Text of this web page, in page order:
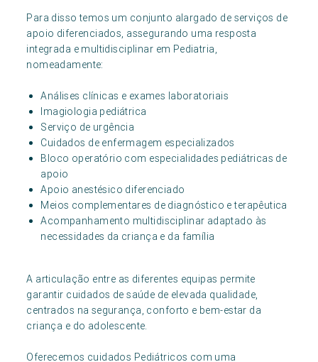
Para disso temos um conjunto alargado de serviços de
apoio diferenciados, assegurando uma resposta
integrada e multidisciplinar em Pediatria,
nomeadamente:
Análises clínicas e exames laboratoriais
Imagiologia pediátrica
Serviço de urgência
Cuidados de enfermagem especializados
Bloco operatório com especialidades pediátricas de
apoio
Apoio anestésico diferenciado
Meios complementares de diagnóstico e terapêutica
Acompanhamento multidisciplinar adaptado às
necessidades da criança e da família
A articulação entre as diferentes equipas permite
garantir cuidados de saúde de elevada qualidade,
centrados na segurança, conforto e bem-estar da
criança e do adolescente.
Oferecemos cuidados Pediátricos com uma